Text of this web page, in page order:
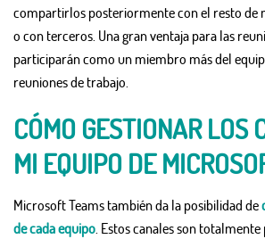
compartirlos posteriormente con el resto de
o con terceros. Una gran ventaja para las
participarán como un miembro más del
reuniones de trabajo.
CÓMO GESTIONAR LOS
MI EQUIPO DE
Microsoft Teams también da la posibilidad de
de cada equipo. Estos canales son